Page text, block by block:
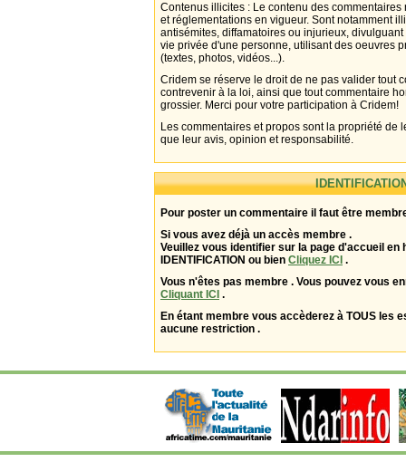
Contenus illicites : Le contenu des
et réglementations en vigueur. Sont notamment
antisémites, diffamatoires ou injurieux,
vie privée d'une personne, utilisant des oeuvres
(textes, photos, vidéos...).
Cridem se réserve le droit de ne pas valider tout
contrevenir à la loi, ainsi que tout commentaire
grossier. Merci pour votre participation à Cridem!
Les commentaires et propos sont la propriété de
que leur avis, opinion et responsabilité.
Pour poster un commentaire il faut être
Si vous avez déjà un accès membre .
Veuillez vous identifier sur la page d'accueil en
IDENTIFICATION ou bien Cliquez ICI .
Vous n'êtes pas membre . Vous pouvez vous
Cliquant ICI .
En étant membre vous accèderez à TOUS les
aucune restriction .